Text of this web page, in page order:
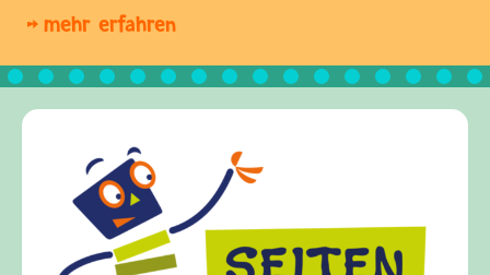
mehr erfahren
frieden-fragen.de
Kinder, Eltern und